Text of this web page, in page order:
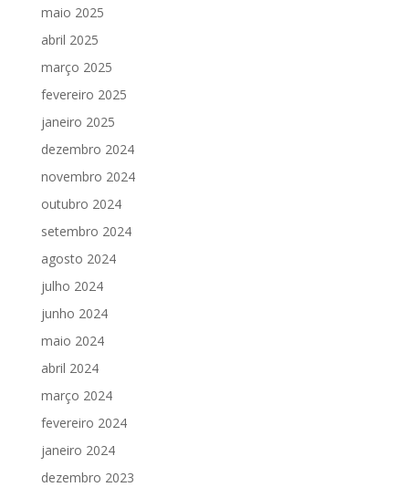
maio 2025
abril 2025
março 2025
fevereiro 2025
janeiro 2025
dezembro 2024
novembro 2024
outubro 2024
setembro 2024
agosto 2024
julho 2024
junho 2024
maio 2024
abril 2024
março 2024
fevereiro 2024
janeiro 2024
dezembro 2023